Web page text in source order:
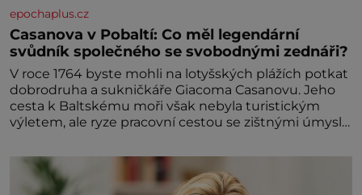
epochaplus.cz
Casanova v Pobaltí: Co měl legendární
svůdník společného se svobodnými zednáři?
V roce 1764 byste mohli na lotyšských plážích potkat
dobrodruha a sukničkáře Giacoma Casanovu. Jeho
cesta k Baltskému moři však nebyla turistickým
výletem, ale ryze pracovní cestou se zištnými úmysly.
procházel uličkami lotyšské Rigy? Casanova v Pobaltí
kontaktoval tamní zednářské lóže. Nebyl v této
oblasti žádným nováčkem, protože do zednářské